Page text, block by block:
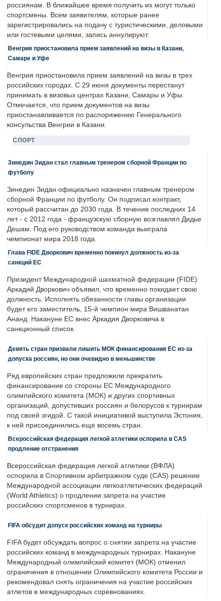
россиянам. В ближайшее время получить их могут только
спортсмены. Всем заявителям, которые ранее
зарегистрировались на подачу с туристическими, деловыми
или гостевыми целями, запись аннулируют.
Венгрия приостановила прием заявлений на визы в Казани,
Самаре и Уфе
Венгрия приостановила прием заявлений на визы в трех
российских городах. С 29 июня документы перестанут
принимать в визовых центрах Казани, Самары и Уфы.
Отмечается, что прием документов на визы
приостанавливается по распоряжению Генерального
консульства Венгрии в Казани.
СПОРТ
Зинедин Зидан стал главным тренером сборной Франции по
футболу
Зинедин Зидан официально назначен главным тренером
сборной Франции по футболу. Он подписал контракт,
который рассчитан до 2030 года. В течение последних 14
лет - с 2012 года - французскую сборную возглавлял Дидье
Дешам. Под его руководством команда выиграла
чемпионат мира 2018 года.
Глава FIDE Дворкович временно покинул должность из-за
санкций ЕС
Президент Международной шахматной федерации (FIDE)
Аркадий Дворкович объявил, что временно покидает свою
должность. Исполнять обязанности главы организации
будет его заместитель, 15-й чемпион мира Вишванатан
Ананд. Накануне ЕС внес Аркадия Дворковича в
санкционный список.
Девять стран призвали лишить МОК финансирования ЕС из-за
допуска россиян, но они очевидно в меньшинстве
Ряд европейских стран предложили прекратить
финансирование со стороны ЕС Международного
олимпийского комитета (МОК) и других спортивных
организаций, допустивших россиян и белорусов к турнирам
под своей эгидой. С такой инициативой выступила Эстония,
к ней присоединились еще восемь стран.
Всероссийская федерация легкой атлетики оспорила в CAS
продление отстранения
Всероссийская федерация легкой атлетики (ВФЛА)
оспорила в Спортивном арбитражном суде (CAS) решение
Международной ассоциации легкоатлетических федераций
(World Athletics) о продлении запрета на участие
российских спортсменов в турнирах.
FIFA обсудит допуск российских команд на турниры
FIFA будет обсуждать вопрос о снятии запрета на участие
российских команд в международных турнирах. Накануне
Международный олимпийский комитет (МОК) отменил
ограничения в отношении Олимпийского комитета России и
рекомендовал снять ограничения на участие российских
атлетов в международных соревнованиях.